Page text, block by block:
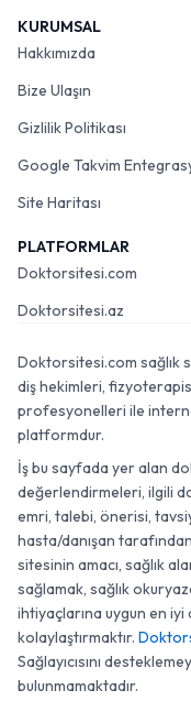
KURUMSAL
Hakkımızda
Bize Ulaşın
Gizlilik Politikası
Google Takvim
Site Haritası
PLATFORMLAR
Doktorsitesi.com
Doktorsitesi.az
Doktorsitesi.com sağlık
diş hekimleri,
profesyonelleri ile
platformdur.
İş bu sayfada yer alan
değerlendirmeleri, ilgili
emri, talebi, önerisi,
hasta/danışan
sitesinin amacı, sağlık
sağlamak, sağlık
ihtiyaçlarına uygun en iyi
kolaylaştırmaktır.
Sağlayıcısını
bulunmamaktadır.